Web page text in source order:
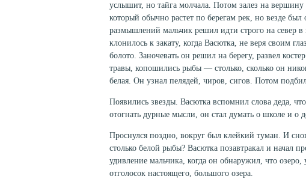
услышит, но тайга молчала. Потом залез на вершину
который обыч­но растет по берегам рек, но везде
размышлений мальчик решил идти строго на север
клонилось к закату, когда Васютка, не веря своим
болото. Заночевать он решил на бере­гу, развел
травы, копошились рыбы — столько, сколько он
белая. Он узнал пеля­дей, чиров, сигов. Потом
Появились звезды. Васютка вспомнил слова деда,
отогнать дурные мыс­ли, он стал думать о школе и о
Проснулся поздно, вокруг был клейкий туман. И
столько белой рыбы? Васютка позавтракал и начал
удивление мальчика, когда он обнаружил, что
отголосок насто­ящего, большого озера.